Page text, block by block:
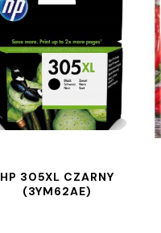
HP 305XL CZARNY
(3YM62AE)